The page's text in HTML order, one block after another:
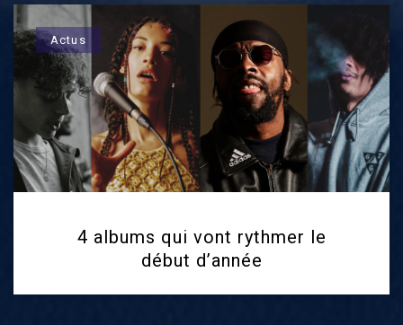
Actus
4 albums qui vont rythmer le
début d’année